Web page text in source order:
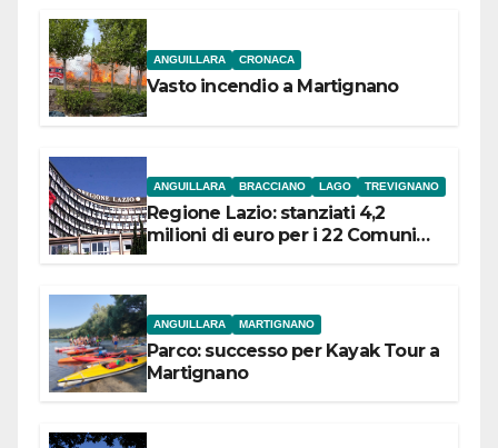
ANGUILLARA CRONACA
Vasto incendio a Martignano
ANGUILLARA BRACCIANO LAGO TREVIGNANO
Regione Lazio: stanziati 4,2
milioni di euro per i 22 Comuni
ANGUILLARA MARTIGNANO
Parco: successo per Kayak Tour a
Martignano